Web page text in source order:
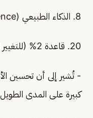
8. الذكاء الطبيعي (Naturalist Intelligence):
20. قاعدة 2% (للتغيير التدريجي)
كبيرة على المدى الطويل